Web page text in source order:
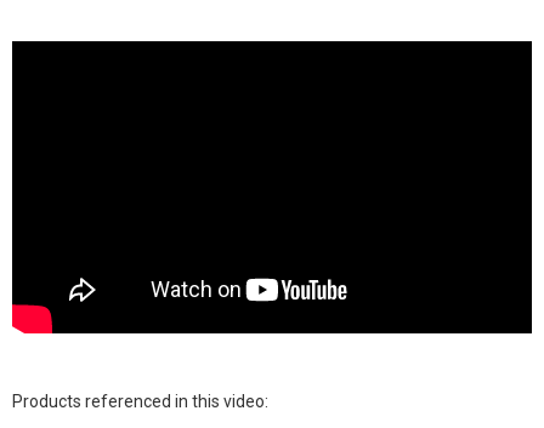
Products referenced in this video: